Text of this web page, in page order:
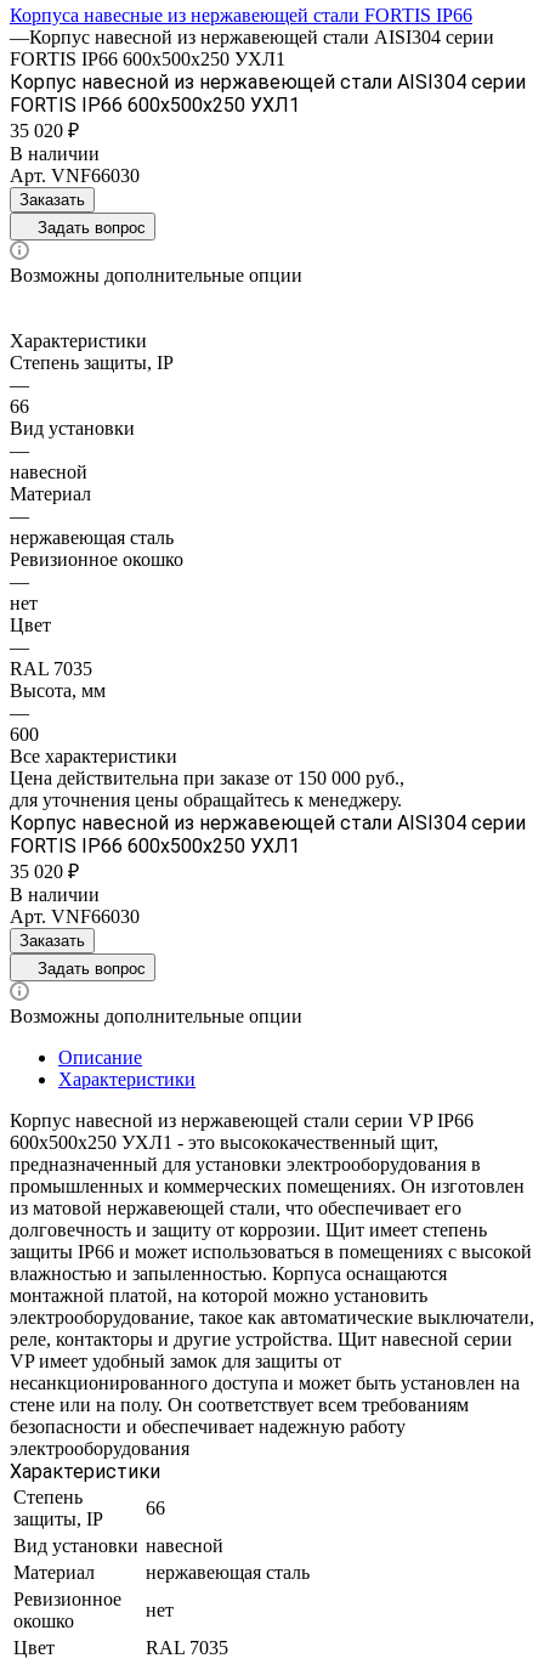
Корпуса навесные из нержавеющей стали FORTIS IP66
—Корпус навесной из нержавеющей стали AISI304 серии
FORTIS IP66 600х500х250 УХЛ1
Корпус навесной из нержавеющей стали AISI304 серии
FORTIS IP66 600х500х250 УХЛ1
35 020 ₽
В наличии
Арт. VNF66030
Заказать
Задать вопрос
Возможны дополнительные опции
Характеристики
Степень защиты, IP
—
66
Вид установки
—
навесной
Материал
—
нержавеющая сталь
Ревизионное окошко
—
нет
Цвет
—
RAL 7035
Высота, мм
—
600
Все характеристики
Цена действительна при заказе от 150 000 руб.,
для уточнения цены обращайтесь к менеджеру.
Корпус навесной из нержавеющей стали AISI304 серии
FORTIS IP66 600х500х250 УХЛ1
35 020 ₽
В наличии
Арт. VNF66030
Заказать
Задать вопрос
Возможны дополнительные опции
Описание
Характеристики
Корпус навесной из нержавеющей стали серии VP IP66
600х500х250 УХЛ1 - это высококачественный щит,
предназначенный для установки электрооборудования в
промышленных и коммерческих помещениях. Он изготовлен
из матовой нержавеющей стали, что обеспечивает его
долговечность и защиту от коррозии. Щит имеет степень
защиты IP66 и может использоваться в помещениях с высокой
влажностью и запыленностью. Корпуса оснащаются
монтажной платой, на которой можно установить
электрооборудование, такое как автоматические выключатели,
реле, контакторы и другие устройства. Щит навесной серии
VP имеет удобный замок для защиты от
несанкционированного доступа и может быть установлен на
стене или на полу. Он соответствует всем требованиям
безопасности и обеспечивает надежную работу
электрооборудования
Характеристики
Степень
защиты, IP
66
Вид установки навесной
Материал
нержавеющая сталь
Ревизионное
окошко
нет
Цвет
RAL 7035